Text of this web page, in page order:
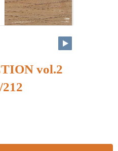
vol.2
212